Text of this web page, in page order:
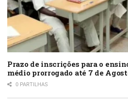
Prazo de inscrições para o
médio prorrogado até 7 de
0 PARTILHAS